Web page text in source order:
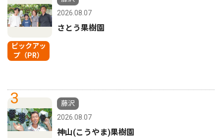
ピックアッ
プ（PR）
2026.08.07
さとう果樹園
3
藤沢
2026.08.07
神山(こうやま)果樹園